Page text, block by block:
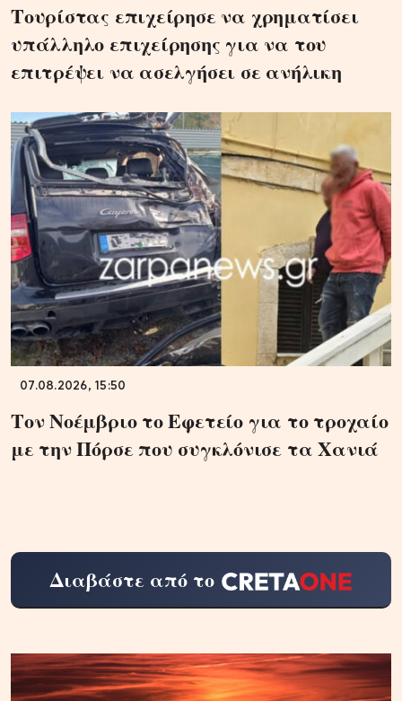
Τουρίστας επιχείρησε να χρηματίσει
υπάλληλο επιχείρησης για να του
επιτρέψει να ασελγήσει σε ανήλικη
07.08.2026, 15:50
Τον Νοέμβριο το Εφετείο για το τροχαίο
με την Πόρσε που συγκλόνισε τα Χανιά
Διαβάστε από το